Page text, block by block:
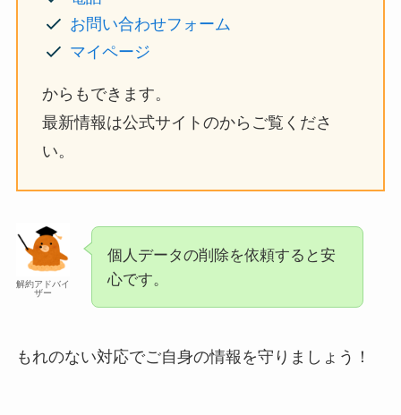
お問い合わせフォーム
マイページ
からもできます。
最新情報は公式サイトのからご覧くださ
い。
解約アドバイ
ザー
個人データの削除を依頼すると安
心です。
もれのない対応でご自身の情報を守りましょう！